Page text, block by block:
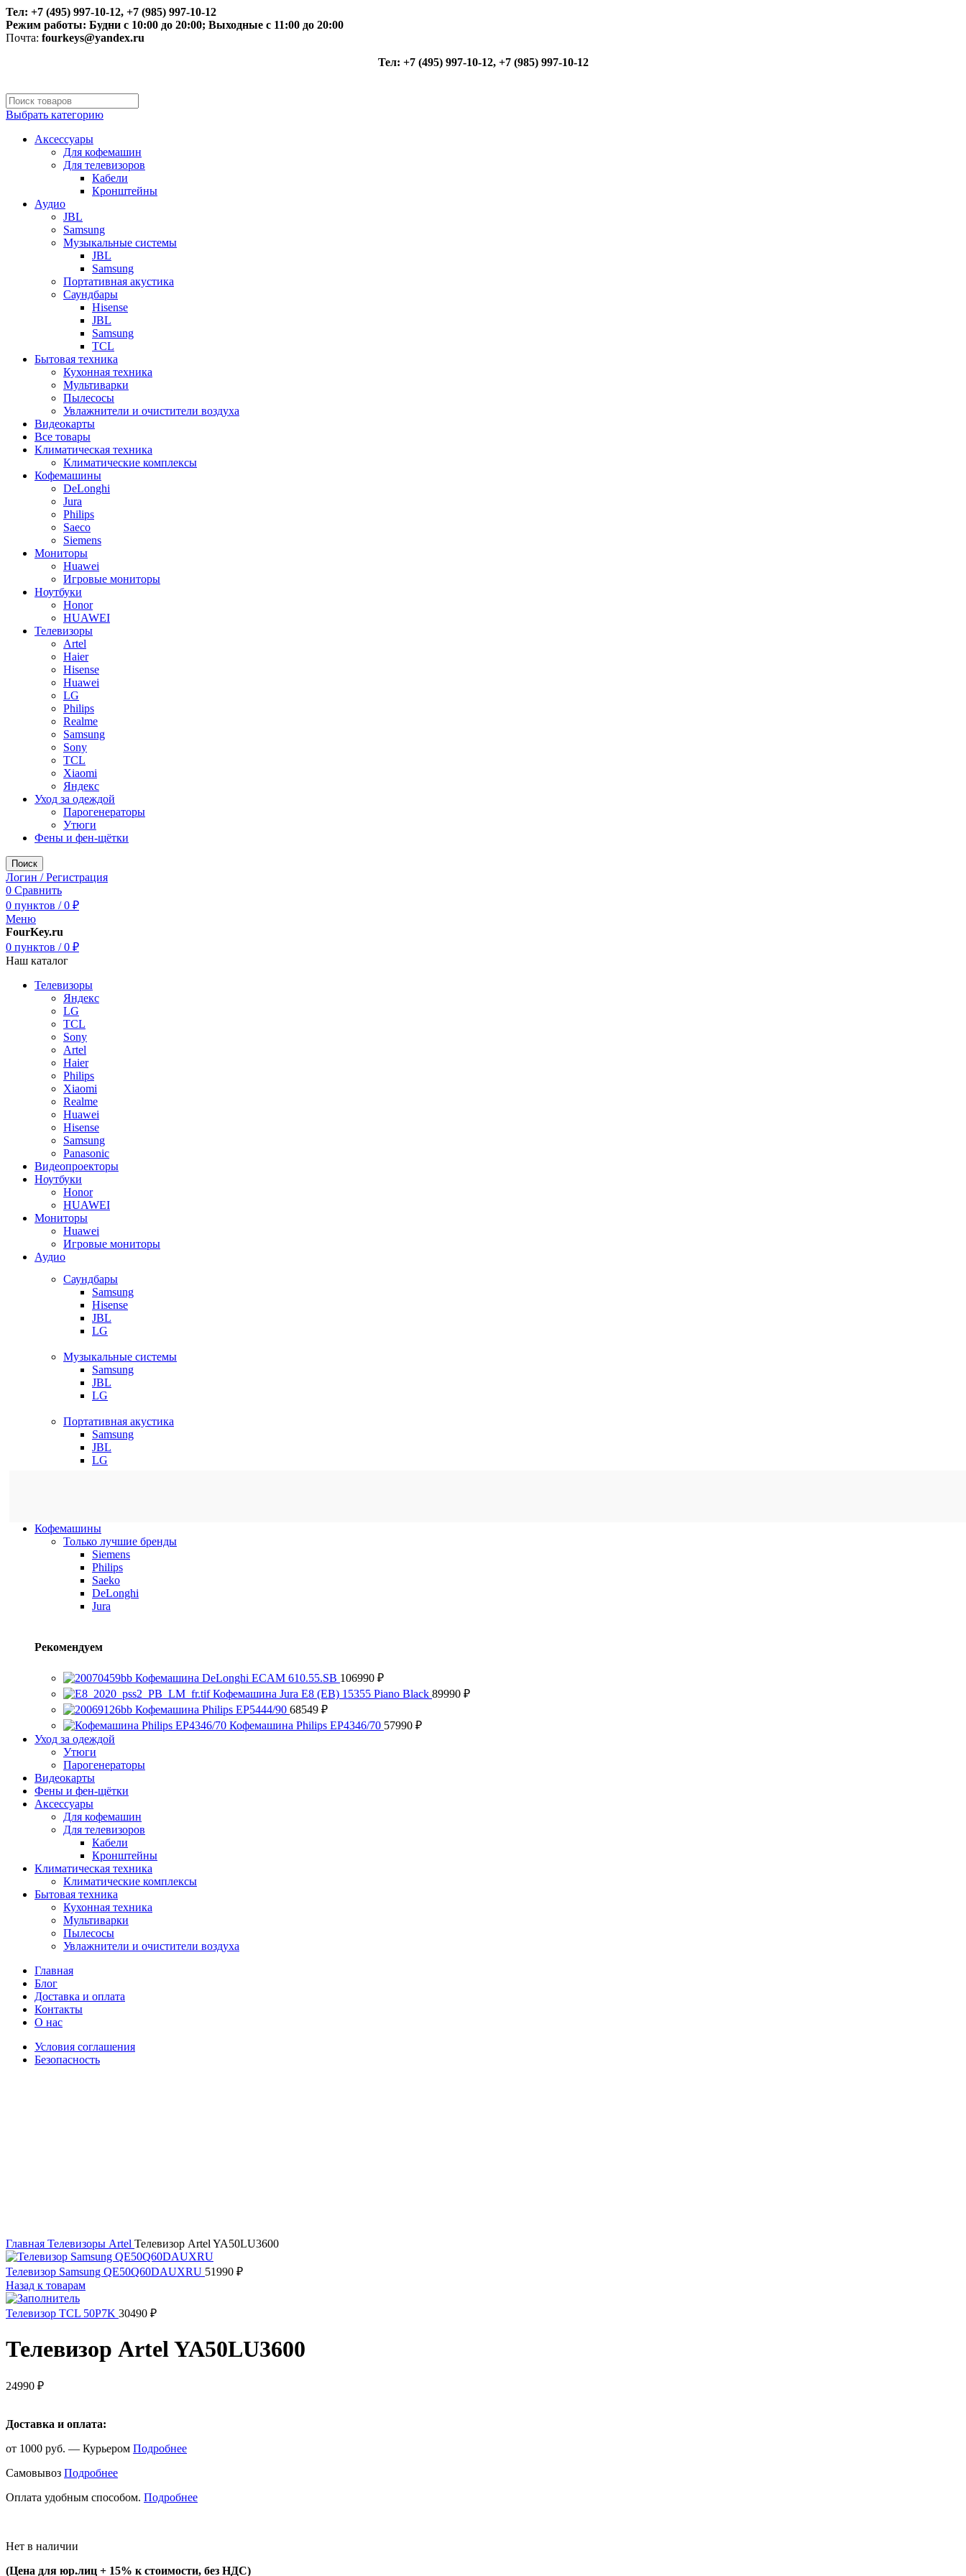
Тел: +7 (495) 997-10-12, +7 (985) 997-10-12
Режим работы: Будни с 10:00 до 20:00; Выходные с 11:00 до 20:00
Почта: fourkeys@yandex.ru
Тел: +7 (495) 997-10-12, +7 (985) 997-10-12
Выбрать категорию
Аксессуары
Для кофемашин
Для телевизоров
Кабели
Кронштейны
Аудио
JBL
Samsung
Музыкальные системы
JBL
Samsung
Портативная акустика
Саундбары
Hisense
JBL
Samsung
TCL
Бытовая техника
Кухонная техника
Мультиварки
Пылесосы
Увлажнители и очистители воздуха
Видеокарты
Все товары
Климатическая техника
Климатические комплексы
Кофемашины
DeLonghi
Jura
Philips
Saeco
Siemens
Мониторы
Huawei
Игровые мониторы
Ноутбуки
Honor
HUAWEI
Телевизоры
Artel
Haier
Hisense
Huawei
LG
Philips
Realme
Samsung
Sony
TCL
Xiaomi
Яндекс
Уход за одеждой
Парогенераторы
Утюги
Фены и фен-щётки
Поиск
Логин / Регистрация
0 Сравнить
0 пунктов / 0 ₽
Меню
FourKey.ru
0 пунктов / 0 ₽
Наш каталог
Телевизоры
Яндекс
LG
TCL
Sony
Artel
Haier
Philips
Xiaomi
Realme
Huawei
Hisense
Samsung
Panasonic
Видеопроекторы
Ноутбуки
Honor
HUAWEI
Мониторы
Huawei
Игровые мониторы
Аудио
Саундбары
Samsung
Hisense
JBL
LG
Музыкальные системы
Samsung
JBL
LG
Портативная акустика
Samsung
JBL
LG
Кофемашины
Только лучшие бренды
Siemens
Philips
Saeko
DeLonghi
Jura
Рекомендуем
Кофемашина DeLonghi ECAM 610.55.SB 106990 ₽
Кофемашина Jura E8 (EB) 15355 Piano Black 89990 ₽
Кофемашина Philips EP5444/90 68549 ₽
Кофемашина Philips EP4346/70 57990 ₽
Уход за одеждой
Утюги
Парогенераторы
Видеокарты
Фены и фен-щётки
Аксессуары
Для кофемашин
Для телевизоров
Кабели
Кронштейны
Климатическая техника
Климатические комплексы
Бытовая техника
Кухонная техника
Мультиварки
Пылесосы
Увлажнители и очистители воздуха
Главная
Блог
Доставка и оплата
Контакты
О нас
Условия соглашения
Безопасность
Главная Телевизоры Artel Телевизор Artel YA50LU3600
Телевизор Samsung QE50Q60DAUXRU 51990 ₽
Назад к товарам
Телевизор TCL 50P7K 30490 ₽
Телевизор Artel YA50LU3600
24990 ₽
Доставка и оплата:
от 1000 руб. — Курьером Подробнее
Самовывоз Подробнее
Оплата удобным способом. Подробнее
Нет в наличии
(Цена для юр.лиц + 15% к стоимости, без НДС)